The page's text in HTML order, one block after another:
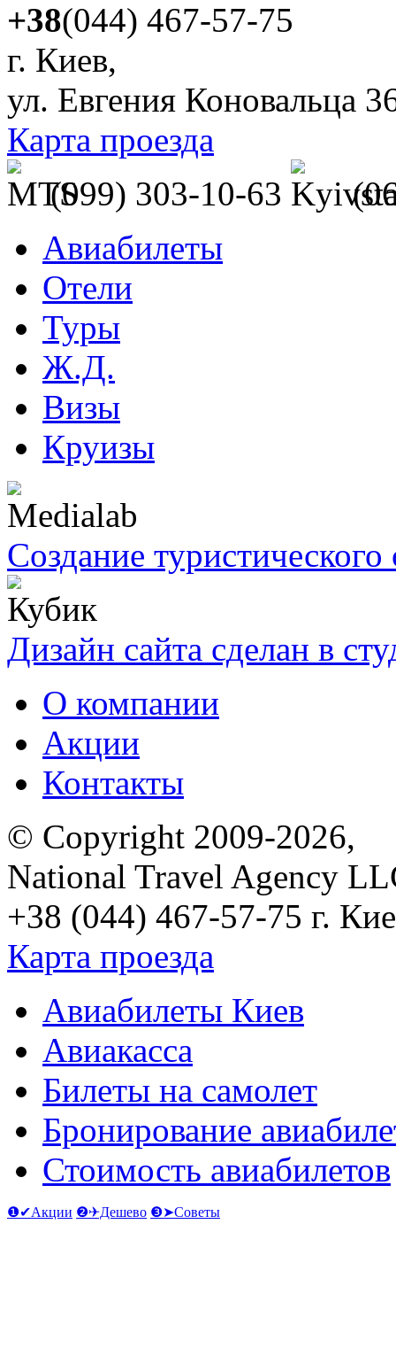
+38(044) 467-57-75
г. Киев,
ул. Евгения Коновальца
Карта проезда
(099) 303-10-63
Авиабилеты
Отели
Туры
Ж.Д.
Визы
Круизы
Создание туристического
Дизайн сайта сделан в
О компании
Акции
Контакты
© Copyright 2009-2026,
National Travel Agency
+38 (044) 467-57-75 г.
Карта проезда
Авиабилеты Киев
Авиакасса
Билеты на самолет
Бронирование
Стоимость авиабилетов
❶✔Акции ❷✈Дешево ❸➤Советы